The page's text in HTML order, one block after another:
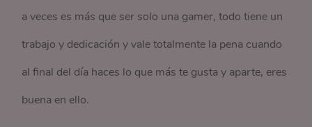
a veces es más que ser solo una gamer, todo tiene un
trabajo y dedicación y vale totalmente la pena cuando
al final del día haces lo que más te gusta y aparte, eres
buena en ello.